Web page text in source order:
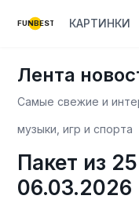
FUNBEST КАРТИНКИ
Лента
Самые свежие и
музыки, игр и спорта
Пакет из
06.03.2026